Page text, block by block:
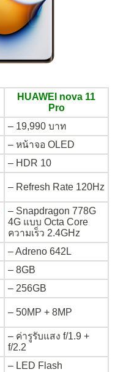
HUAWEI nova 11
Pro
– 19,990 บาท
– หน้าจอ OLED
– HDR 10
– Refresh Rate 120Hz
– Snapdragon 778G
4G แบบ Octa Core
ความเร็ว 2.4GHz
– Adreno 642L
– 8GB
– 256GB
– 50MP + 8MP
– ค่ารูรับแสง f/1.9 +
f/2.2
– LED Flash